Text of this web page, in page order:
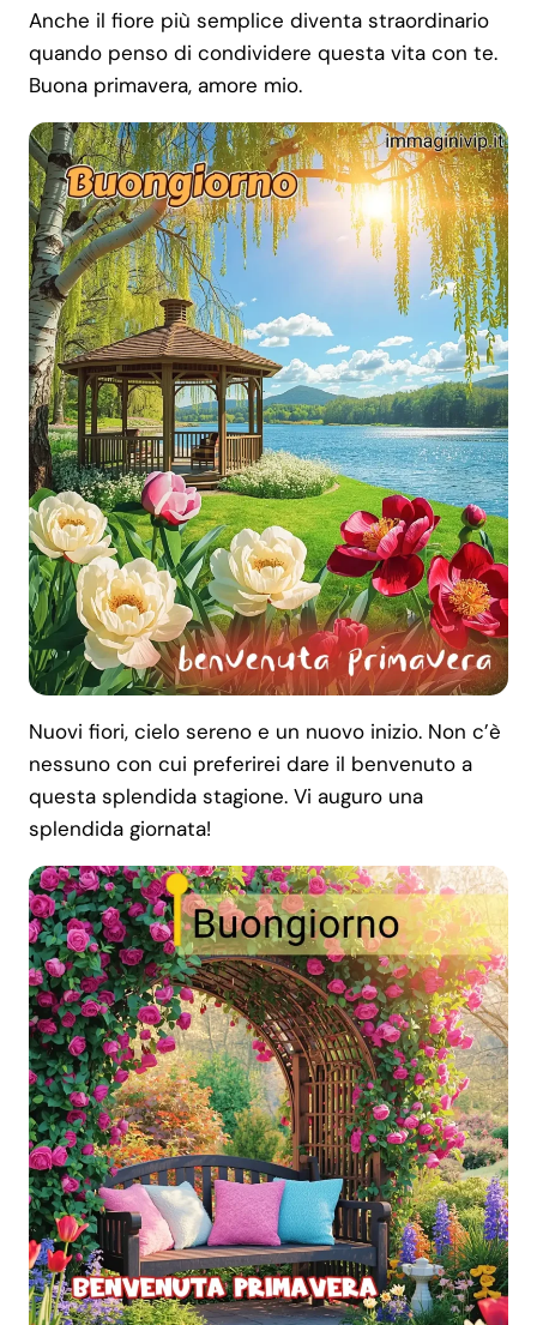
Anche il fiore più semplice diventa straordinario
quando penso di condividere questa vita con te.
Buona primavera, amore mio.
Nuovi fiori, cielo sereno e un nuovo inizio. Non c’è
nessuno con cui preferirei dare il benvenuto a
questa splendida stagione. Vi auguro una
splendida giornata!